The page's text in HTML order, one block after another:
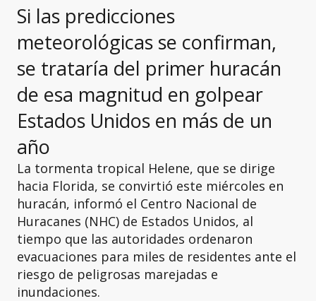
Si las predicciones
meteorológicas se confirman,
se trataría del primer huracán
de esa magnitud en golpear
Estados Unidos en más de un
año
La tormenta tropical Helene, que se dirige
hacia Florida, se convirtió este miércoles en
huracán, informó el Centro Nacional de
Huracanes (NHC) de Estados Unidos, al
tiempo que las autoridades ordenaron
evacuaciones para miles de residentes ante el
riesgo de peligrosas marejadas e
inundaciones.